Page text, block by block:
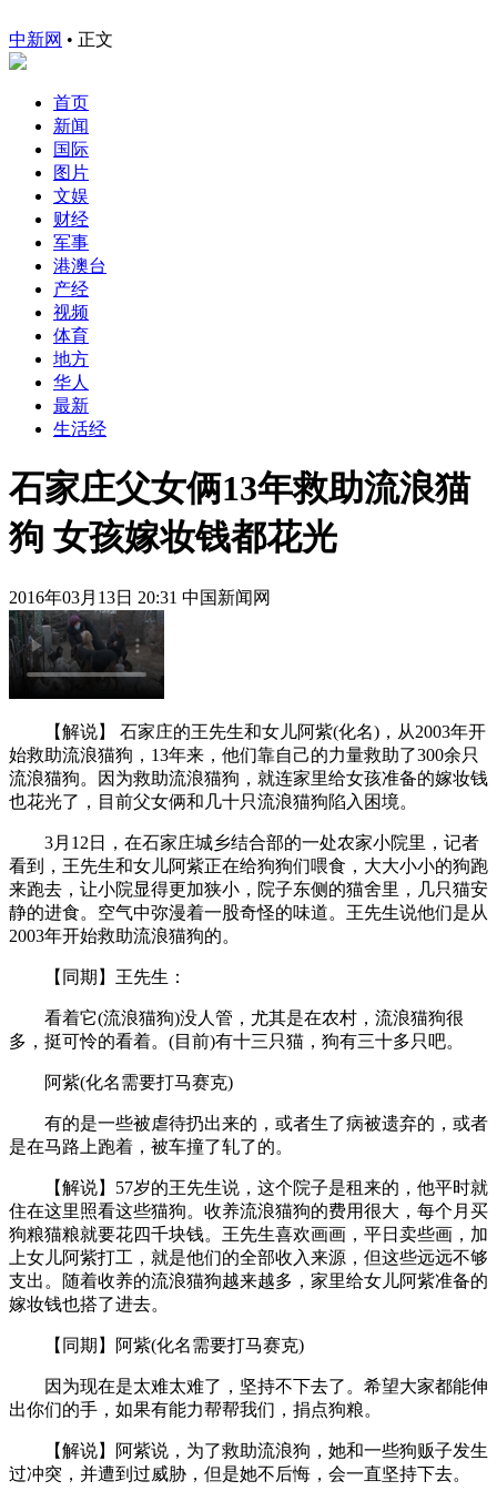
中新网 • 正文
首页
新闻
国际
图片
文娱
财经
军事
港澳台
产经
视频
体育
地方
华人
最新
生活经
石家庄父女俩13年救助流浪猫
狗 女孩嫁妆钱都花光
2016年03月13日 20:31 中国新闻网
【解说】 石家庄的王先生和女儿阿紫(化名)，从2003年开
始救助流浪猫狗，13年来，他们靠自己的力量救助了300余只
流浪猫狗。因为救助流浪猫狗，就连家里给女孩准备的嫁妆钱
也花光了，目前父女俩和几十只流浪猫狗陷入困境。
3月12日，在石家庄城乡结合部的一处农家小院里，记者
看到，王先生和女儿阿紫正在给狗狗们喂食，大大小小的狗跑
来跑去，让小院显得更加狭小，院子东侧的猫舍里，几只猫安
静的进食。空气中弥漫着一股奇怪的味道。王先生说他们是从
2003年开始救助流浪猫狗的。
【同期】王先生：
看着它(流浪猫狗)没人管，尤其是在农村，流浪猫狗很
多，挺可怜的看着。(目前)有十三只猫，狗有三十多只吧。
阿紫(化名需要打马赛克)
有的是一些被虐待扔出来的，或者生了病被遗弃的，或者
是在马路上跑着，被车撞了轧了的。
【解说】57岁的王先生说，这个院子是租来的，他平时就
住在这里照看这些猫狗。收养流浪猫狗的费用很大，每个月买
狗粮猫粮就要花四千块钱。王先生喜欢画画，平日卖些画，加
上女儿阿紫打工，就是他们的全部收入来源，但这些远远不够
支出。随着收养的流浪猫狗越来越多，家里给女儿阿紫准备的
嫁妆钱也搭了进去。
【同期】阿紫(化名需要打马赛克)
因为现在是太难太难了，坚持不下去了。希望大家都能伸
出你们的手，如果有能力帮帮我们，捐点狗粮。
【解说】阿紫说，为了救助流浪狗，她和一些狗贩子发生
过冲突，并遭到过威胁，但是她不后悔，会一直坚持下去。